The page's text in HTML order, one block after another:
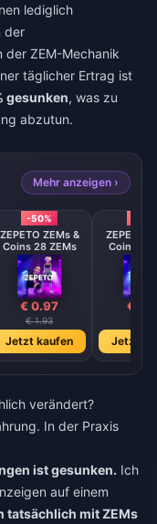
lediglich
der
der ZEM-Mechanik
täglicher Ertrag ist
gesunken, was zu
abzutun.
Mehr anzeigen ›
-50%
ZEPETO ZEMs &
Coins 28 ZEMs
€ 0.97
€ 1.93
Jetzt kaufen
ZEPETO
Coins 58
€
Jetzt
verändert?
In der Praxis
ist gesunken. Ich
auf einem
tatsächlich mit ZEMs